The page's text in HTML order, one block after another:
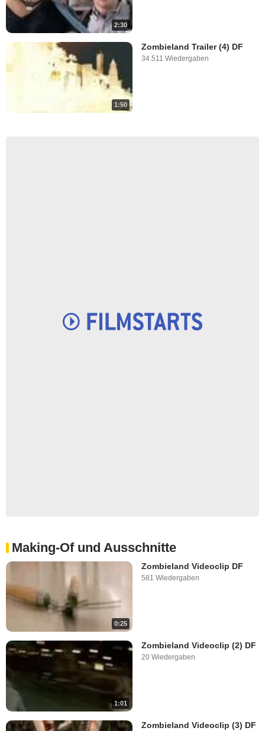
2:30
1:50
Zombieland Trailer (4) DF
34.511 Wiedergaben
Making-Of und Ausschnitte
0:25
Zombieland Videoclip DF
581 Wiedergaben
1:01
Zombieland Videoclip (2) DF
20 Wiedergaben
Zombieland Videoclip (3) DF